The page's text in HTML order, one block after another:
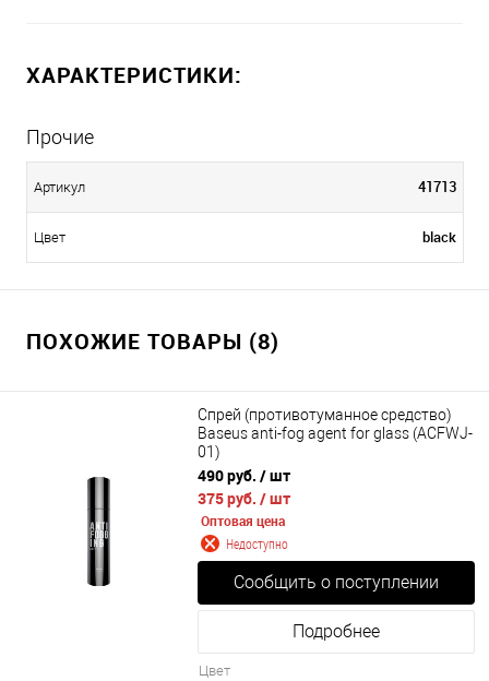
ХАРАКТЕРИСТИКИ:
Прочие
Артикул 41713
Цвет black
ПОХОЖИЕ ТОВАРЫ (8)
Спрей (противотуманное средство)
Baseus anti-fog agent for glass (ACFWJ-
01)
490 руб. / шт
375 руб. / шт
Оптовая цена
Недоступно
Сообщить о поступлении
Подробнее
Цвет